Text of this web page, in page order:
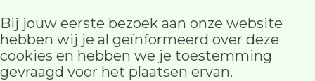
Bij jouw eerste bezoek aan onze website
hebben wij je al geïnformeerd over deze
cookies en hebben we je toestemming
gevraagd voor het plaatsen ervan.